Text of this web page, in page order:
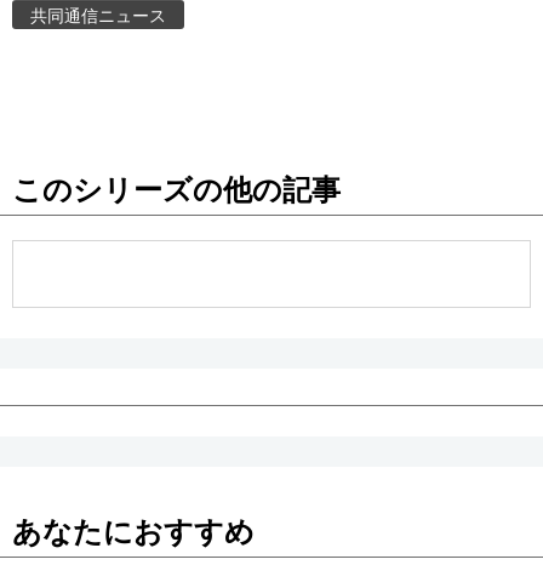
東京
共同通信ニュース
このシリーズの他の記事
あなたにおすすめ